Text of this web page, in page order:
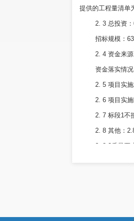
提供的工程量清单
2. 3 总投资
招标规模：
2. 4 资金来
资金落实情
2. 5 项目实
2. 6 项目实
2. 7 标段1不
2. 8 其他：
2. 8.2质量要